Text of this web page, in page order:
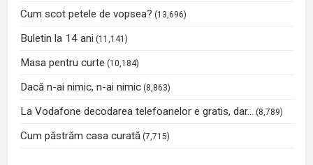
Cum scot petele de vopsea? (13,696)
Buletin la 14 ani (11,141)
Masa pentru curte (10,184)
Dacă n-ai nimic, n-ai nimic (8,863)
La Vodafone decodarea telefoanelor e gratis, dar… (8,789)
Cum păstrăm casa curată (7,715)